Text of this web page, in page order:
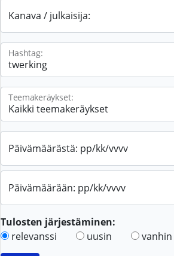
Kanava / julkaisija:
Hashtag:
Teemakeräykset:
Päivämäärästä: pp/kk/vvvv
Päivämäärään: pp/kk/vvvv
Tulosten järjestäminen:
relevanssi
uusin vanhin